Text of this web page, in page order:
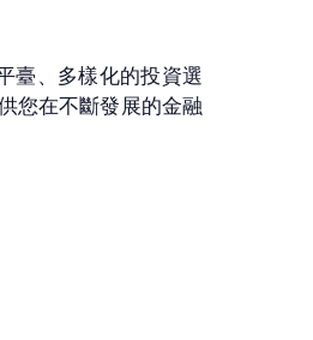
臺、多樣化的投資選
您在不斷發展的金融